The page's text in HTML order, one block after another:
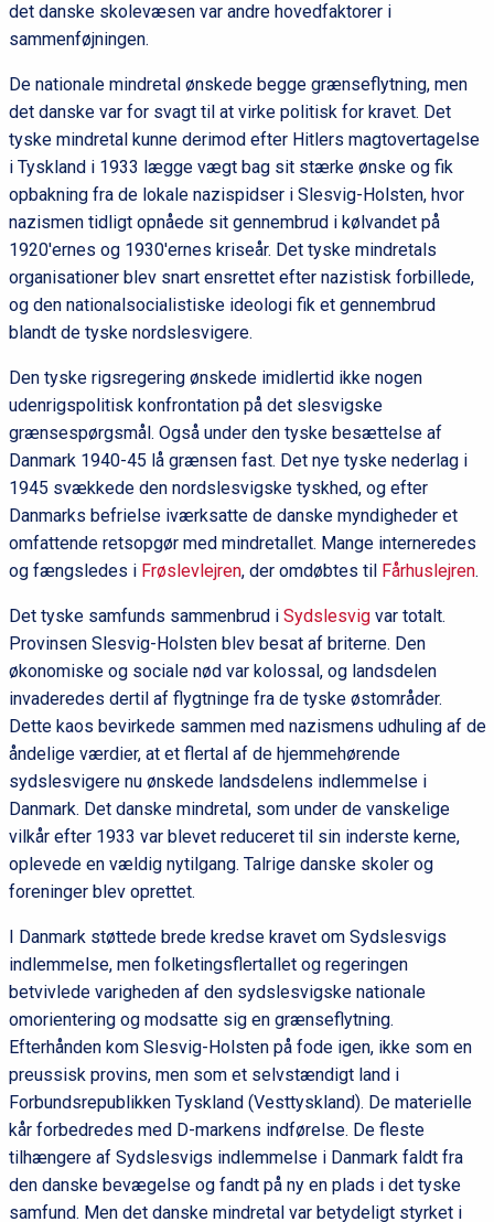
det danske skolevæsen var andre hovedfaktorer i
sammenføjningen.
De nationale mindretal ønskede begge grænseflytning, men
det danske var for svagt til at virke politisk for kravet. Det
tyske mindretal kunne derimod efter Hitlers magtovertagelse
i Tyskland i 1933 lægge vægt bag sit stærke ønske og fik
opbakning fra de lokale nazispidser i Slesvig-Holsten, hvor
nazismen tidligt opnåede sit gennembrud i kølvandet på
1920'ernes og 1930'ernes kriseår. Det tyske mindretals
organisationer blev snart ensrettet efter nazistisk forbillede,
og den nationalsocialistiske ideologi fik et gennembrud
blandt de tyske nordslesvigere.
Den tyske rigsregering ønskede imidlertid ikke nogen
udenrigspolitisk konfrontation på det slesvigske
grænsespørgsmål. Også under den tyske besættelse af
Danmark 1940-45 lå grænsen fast. Det nye tyske nederlag i
1945 svækkede den nordslesvigske tyskhed, og efter
Danmarks befrielse iværksatte de danske myndigheder et
omfattende retsopgør med mindretallet. Mange interneredes
og fængsledes i Frøslevlejren, der omdøbtes til Fårhuslejren.
Det tyske samfunds sammenbrud i Sydslesvigvar totalt.
Provinsen Slesvig-Holsten blev besat af briterne. Den
økonomiske og sociale nød var kolossal, og landsdelen
invaderedes dertil af flygtninge fra de tyske østområder.
Dette kaos bevirkede sammen med nazismens udhuling af de
åndelige værdier, at et flertal af de hjemmehørende
sydslesvigere nu ønskede landsdelens indlemmelse i
Danmark. Det danske mindretal, som under de vanskelige
vilkår efter 1933 var blevet reduceret til sin inderste kerne,
oplevede en vældig nytilgang. Talrige danske skoler og
foreninger blev oprettet.
I Danmark støttede brede kredse kravet om Sydslesvigs
indlemmelse, men folketingsflertallet og regeringen
betvivlede varigheden af den sydslesvigske nationale
omorientering og modsatte sig en grænseflytning.
Efterhånden kom Slesvig-Holsten på fode igen, ikke som en
preussisk provins, men som et selvstændigt land i
Forbundsrepublikken Tyskland (Vesttyskland). De materielle
kår forbedredes med D-markens indførelse. De fleste
tilhængere af Sydslesvigs indlemmelse i Danmark faldt fra
den danske bevægelse og fandt på ny en plads i det tyske
samfund. Men det danske mindretal var betydeligt styrket i